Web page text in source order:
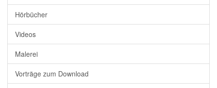
Hörbücher
Videos
Malerei
Vorträge zum Download